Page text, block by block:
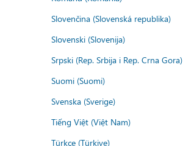
Slovenčina (Slovenská republika)
Slovenski (Slovenija)
Srpski (Rep. Srbija i Rep. Crna Gora)
Suomi (Suomi)
Svenska (Sverige)
Tiếng Việt (Việt Nam)
Türkçe (Türkiye)